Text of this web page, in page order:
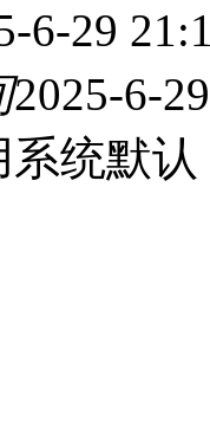
6-29
2025-6-
系统默认